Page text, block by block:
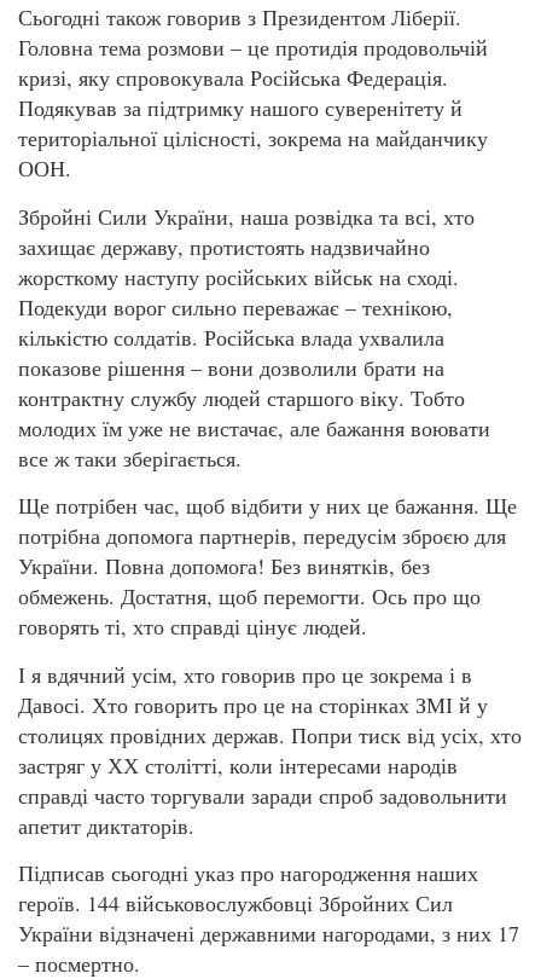
Сьогодні також говорив з Президентом Ліберії.
Головна тема розмови – це протидія продовольчій
кризі, яку спровокувала Російська Федерація.
Подякував за підтримку нашого суверенітету й
територіальної цілісності, зокрема на майданчику
ООН.
Збройні Сили України, наша розвідка та всі, хто
захищає державу, протистоять надзвичайно
жорсткому наступу російських військ на сході.
Подекуди ворог сильно переважає – технікою,
кількістю солдатів. Російська влада ухвалила
показове рішення – вони дозволили брати на
контрактну службу людей старшого віку. Тобто
молодих їм уже не вистачає, але бажання воювати
все ж таки зберігається.
Ще потрібен час, щоб відбити у них це бажання. Ще
потрібна допомога партнерів, передусім зброєю для
України. Повна допомога! Без винятків, без
обмежень. Достатня, щоб перемогти. Ось про що
говорять ті, хто справді цінує людей.
І я вдячний усім, хто говорив про це зокрема і в
Давосі. Хто говорить про це на сторінках ЗМІ й у
столицях провідних держав. Попри тиск від усіх, хто
застряг у ХХ столітті, коли інтересами народів
справді часто торгували заради спроб задовольнити
апетит диктаторів.
Підписав сьогодні указ про нагородження наших
героїв. 144 військовослужбовці Збройних Сил
України відзначені державними нагородами, з них 17
– посмертно.